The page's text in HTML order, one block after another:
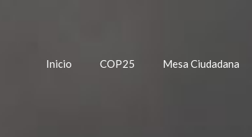
Inicio COP25 Mesa Ciudadana